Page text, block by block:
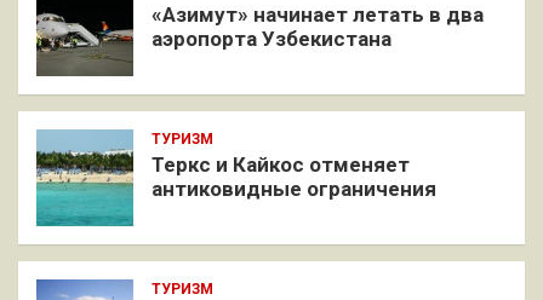
«Азимут» начинает летать в два
аэропорта Узбекистана
ТУРИЗМ
Теркс и Кайкос отменяет
антиковидные ограничения
ТУРИЗМ